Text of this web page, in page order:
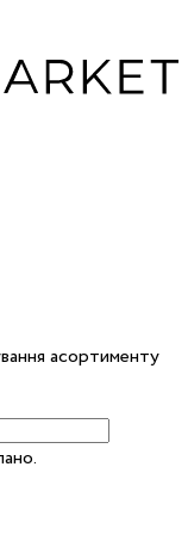
асортименту